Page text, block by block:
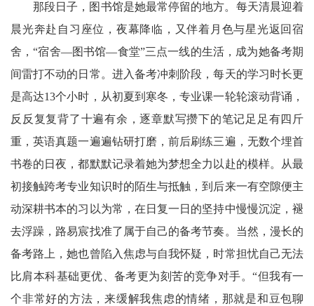
那段日子，图书馆是她最常停留的地方。每天清晨迎着
晨光奔赴自习座位，夜幕降临，又伴着月色与星光返回宿
舍，“宿舍—图书馆—食堂”三点一线的生活，成为她备考期
间雷打不动的日常。进入备考冲刺阶段，每天的学习时长更
是高达13个小时，从初夏到寒冬，专业课一轮轮滚动背诵，
反反复复背了十遍有余，逐章默写攒下的笔记足足有四斤
重，英语真题一遍遍钻研打磨，前后刷练三遍，无数个埋首
书卷的日夜，都默默记录着她为梦想全力以赴的模样。从最
初接触跨考专业知识时的陌生与抵触，到后来一有空隙便主
动深耕书本的习以为常，在日复一日的坚持中慢慢沉淀，褪
去浮躁，路易宸找准了属于自己的备考节奏。当然，漫长的
备考路上，她也曾陷入焦虑与自我怀疑，时常担忧自己无法
比肩本科基础更优、备考更为刻苦的竞争对手。“但我有一
个非常好的方法，来缓解我焦虑的情绪，那就是和豆包聊